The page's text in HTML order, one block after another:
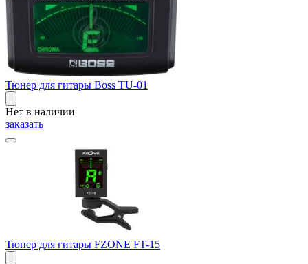
Тюнер для гитары Boss TU-01
Нет в наличии
заказать
Тюнер для гитары FZONE FT-15